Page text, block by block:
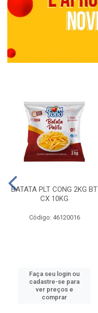
BATATA PLT CONG 2KG BT
CX 10KG
Código: 46120016
Faça seu login ou
cadastre-se para
ver preços e
comprar